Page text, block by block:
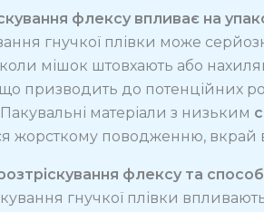
флексу впливає на
гнучкої плівки може
мішок штовхають або
що призводить до потенційних
матеріали з низьким
жорсткому поводженню, вкрай
флексу та
гнучкої плівки